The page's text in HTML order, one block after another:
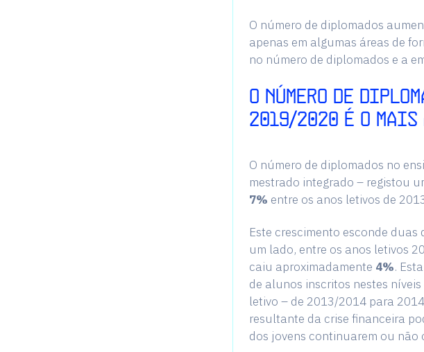
O número de diplomados
apenas em algumas áreas de
no número de diplomados e a
O NÚMERO DE
2019/2020 É O MAIS
O número de diplomados no
mestrado integrado – registou
7% entre os anos letivos de
Este crescimento esconde
um lado, entre os anos letivos
caiu aproximadamente 4%.
de alunos inscritos nestes
letivo – de 2013/2014 para
resultante da crise financeira
dos jovens continuarem ou não